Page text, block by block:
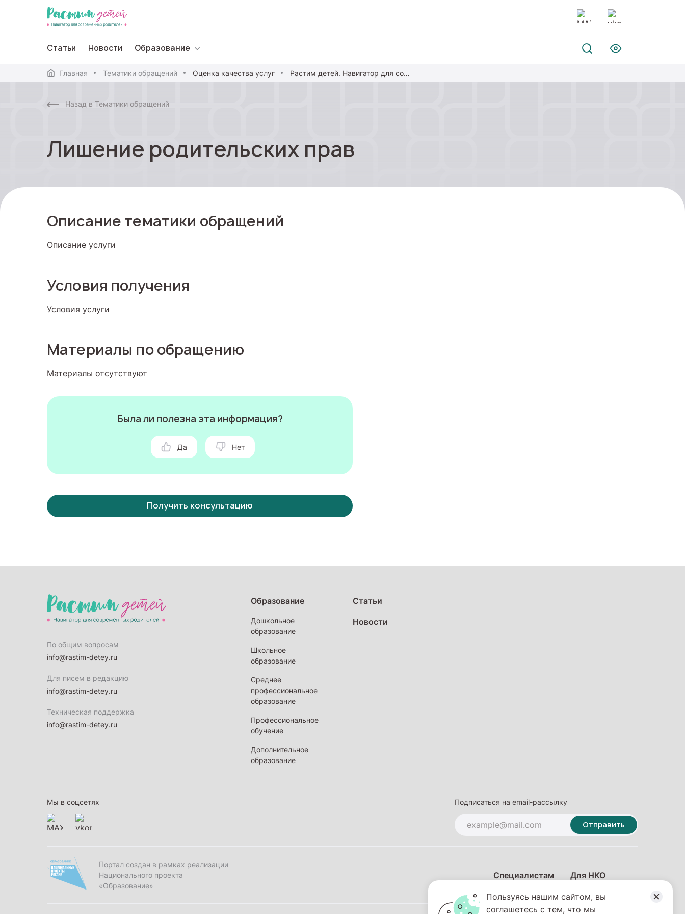
Статьи Новости Образование
Профессиональное обучение
Главная Тематики обращений Оценка качества услуг Растим детей. Навигатор для современных родителей
Назад в Тематики обращений
Лишение родительских прав
Описание тематики обращений
Описание услуги
Условия получения
Условия услуги
Материалы по обращению
Материалы отсутствуют
Была ли полезна эта информация?
Да Нет
Получить консультацию
По общим вопросам
info@rastim-detey.ru
Для писем в редакцию
info@rastim-detey.ru
Техническая поддержка
info@rastim-detey.ru
Образование
Дошкольное
образование
Школьное
образование
Среднее
профессиональное
образование
Профессиональное
обучение
Дополнительное
образование
Статьи
Новости
Мы в соцсетях Подписаться на email-рассылку
Отправить
Портал создан в рамках реализации
Национального проекта
«Образование»
Специалистам Для НКО
Пользуясь нашим сайтом, вы
соглашетесь с тем, что мы